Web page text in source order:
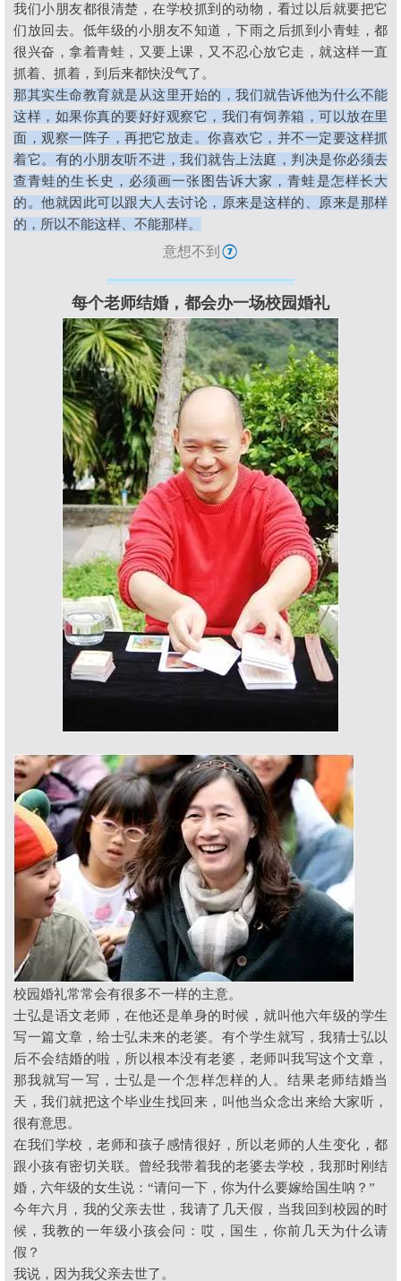
我们小朋友都很清楚，在学校抓到的动物，看过以后就要把它
们放回去。低年级的小朋友不知道，下雨之后抓到小青蛙，都
很兴奋，拿着青蛙，又要上课，又不忍心放它走，就这样一直
抓着、抓着，到后来都快没气了。
那其实生命教育就是从这里开始的，我们就告诉他为什么不能
这样，如果你真的要好好观察它，我们有饲养箱，可以放在里
面，观察一阵子，再把它放走。你喜欢它，并不一定要这样抓
着它。有的小朋友听不进，我们就告上法庭，判决是你必须去
查青蛙的生长史，必须画一张图告诉大家，青蛙是怎样长大
的。他就因此可以跟大人去讨论，原来是这样的、原来是那样
的，所以不能这样、不能那样。
意想不到 ⑦
每个老师结婚，都会办一场校园婚礼
校园婚礼常常会有很多不一样的主意。
士弘是语文老师，在他还是单身的时候，就叫他六年级的学生
写一篇文章，给士弘未来的老婆。有个学生就写，我猜士弘以
后不会结婚的啦，所以根本没有老婆，老师叫我写这个文章，
那我就写一写，士弘是一个怎样怎样的人。结果老师结婚当
天，我们就把这个毕业生找回来，叫他当众念出来给大家听，
很有意思。
在我们学校，老师和孩子感情很好，所以老师的人生变化，都
跟小孩有密切关联。曾经我带着我的老婆去学校，我那时刚结
婚，六年级的女生说： “请问一下，你为什么要嫁给国生呐？ ”
今年六月，我的父亲去世，我请了几天假，当我回到校园的时
候，我教的一年级小孩会问：哎，国生，你前几天为什么请
假？
我说，因为我父亲去世了。